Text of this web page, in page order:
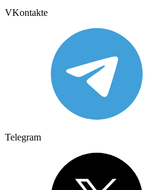
VKontakte
Telegram